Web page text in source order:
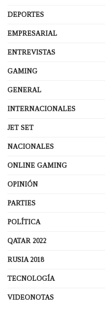
DEPORTES
EMPRESARIAL
ENTREVISTAS
GAMING
GENERAL
INTERNACIONALES
JET SET
NACIONALES
ONLINE GAMING
OPINIÓN
PARTIES
POLÍTICA
QATAR 2022
RUSIA 2018
TECNOLOGÍA
VIDEONOTAS